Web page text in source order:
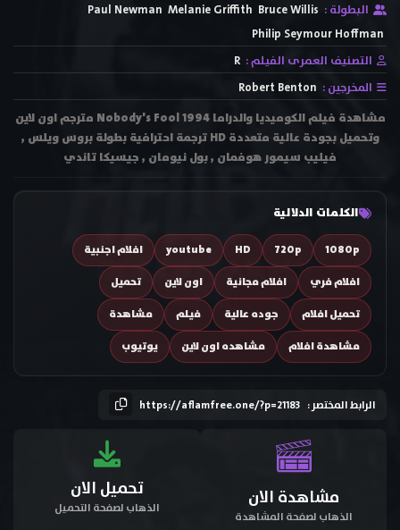
البطولة : Bruce Willis
Melanie Griffith
Paul Newman
Philip Seymour Hoffman
التصنيف العمرى الفيلم : R
المخرجين : Robert Benton
مشاهدة فيلم الكوميديا والدراما Nobody's Fool 1994 مترجم اون لاين
وتحميل بجودة عالية متعددة HD ترجمة احترافية بطولة بروس ويلس ,
فيليب سيمور هوفمان , بول نيومان , جيسيكا تاندي
الكلمات الدلالية
1080p
720p
HD
youtube
افلام اجنبية
افلام فري
افلام مجانية اون لاين
تحميل
تحميل افلام
جوده عالية فيلم
مشاهدة
مشاهدة افلام
مشاهده اون لاين يوتيوب
الرابط المختصر : https://aflamfree.one/?p=21183
مشاهدة الان
الذهاب لصفحة المشاهدة
تحميل الان
الذهاب لصفحة التحميل